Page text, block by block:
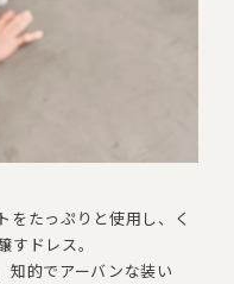
をたっぷりと使用し、
く
ドレス。
知的でアーバンな装い